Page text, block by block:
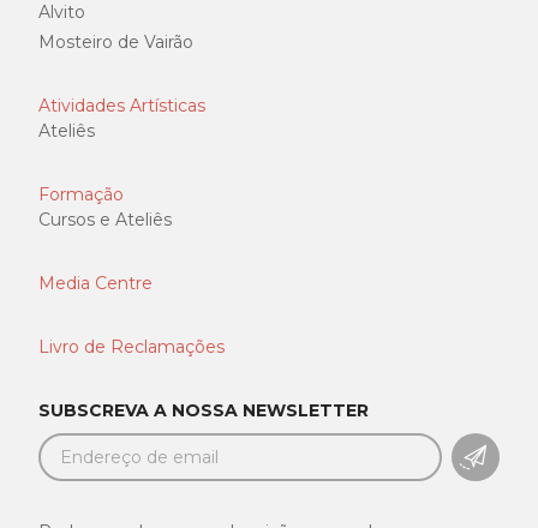
Alvito
Mosteiro de Vairão
Atividades Artísticas
Ateliês
Formação
Cursos e Ateliês
Media Centre
Livro de Reclamações
SUBSCREVA A NOSSA NEWSLETTER